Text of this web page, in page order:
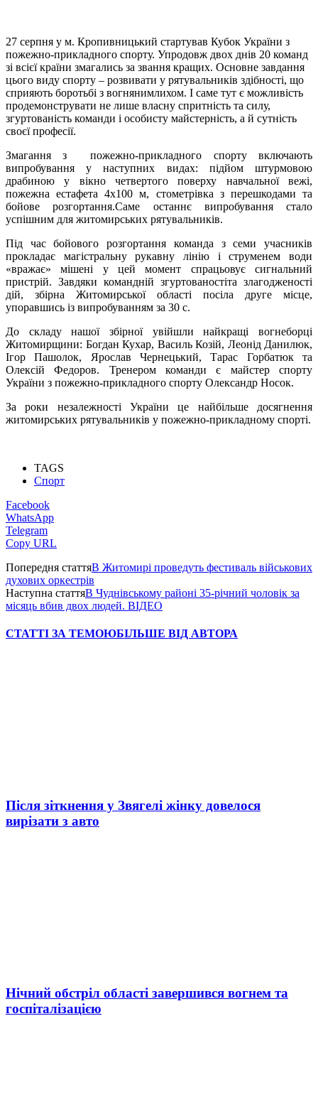
27 серпня у м. Кропивницький стартував Кубок України з
пожежно-прикладного спорту. Упродовж двох днів 20 команд
зі всієї країни змагались за звання кращих. Основне завдання
цього виду спорту – розвивати у рятувальників здібності, що
сприяють боротьбі з вогнянимлихом. І саме тут є можливість
продемонструвати не лише власну спритність та силу,
згуртованість команди і особисту майстерність, а й сутність
своєї професії.
Змагання з пожежно-прикладного спорту включають
випробування у наступних видах: підйом штурмовою
драбиною у вікно четвертого поверху навчальної вежі,
пожежна естафета 4х100 м, стометрівка з перешкодами та
бойове розгортання.Саме останнє випробування стало
успішним для житомирських рятувальників.
Під час бойового розгортання команда з семи учасників
прокладає магістральну рукавну лінію і струменем води
«вражає» мішені у цей момент спрацьовує сигнальний
пристрій. Завдяки командній згуртованостіта злагодженості
дій, збірна Житомирської області посіла друге місце,
упоравшись із випробуванням за 30 с.
До складу нашої збірної увійшли найкращі вогнеборці
Житомирщини: Богдан Кухар, Василь Козій, Леонід Данилюк,
Ігор Пашолок, Ярослав Чернецький, Тарас Горбатюк та
Олексій Федоров. Тренером команди є майстер спорту
України з пожежно-прикладного спорту Олександр Носок.
За роки незалежності України це найбільше досягнення
житомирських рятувальників у пожежно-прикладному спорті.
TAGS
Спорт
Facebook
WhatsApp
Telegram
Copy URL
Попередня статтяВ Житомирі проведуть фестиваль військових
духових оркестрів
Наступна статтяВ Чуднівському районі 35-річний чоловік за
місяць вбив двох людей. ВІДЕО
СТАТТІ ЗА ТЕМОЮБІЛЬШЕ ВІД АВТОРА
Після зіткнення у Звягелі жінку довелося
вирізати з авто
Нічний обстріл області завершився вогнем та
госпіталізацією